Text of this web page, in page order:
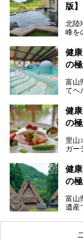
自慢
ます
方に
───
提供
この
版】
北陸
峰を
の（
北陸
のい
満載
健
の
富山
てヘ
るの
そん
ート
健
の
里山
ガー
月、
とデ
す。
そん
たの
健
の
富山
遺産
小京
り